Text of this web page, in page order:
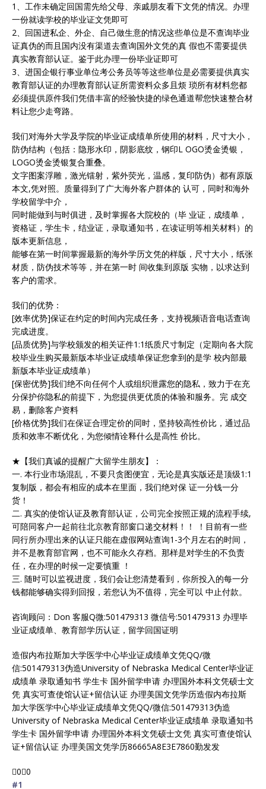
1、工作未确定回国需先给父母、亲戚朋友看下文凭的情况。办理
一份就读学校的毕业证文凭即可
2、回国进私企、外企、自己做生意的情况这些单位是不查询毕业
证真伪的而且国内没有渠道去查询国外文凭的真 假也不需要提供
真实教育部认证。鉴于此办理一份毕业证即可
3、进国企银行事业单位考公务员等等这些单位是必需要提供真实
教育部认证的办理教育部认证所需资料众多且烦 琐所有材料您都
必须提供原件我们凭借丰富的经验快捷的绿色通道帮您快速整合材
料让您少走弯路。
我们对海外大学及学院的毕业证成绩单所使用的材料，尺寸大小，
防伪结构（包括：隐形水印，阴影底纹，钢印L OGO烫金烫银，
LOGO烫金烫银复合重叠。
文字图案浮雕，激光镭射，紫外荧光，温感，复印防伪）都有原版
本文,凭对照。质量得到了广大海外客户群体的 认可，同时和海外
学校留学中介，
同时能做到与时俱进，及时掌握各大院校的（毕 业证，成绩单，
资格证，学生卡，结业证，录取通知书，在读证明等相关材料）的
版本更新信息，
能够在第一时间掌握最新的海外学历文凭的样版，尺寸大小，纸张
材质，防伪技术等等，并在第一时 间收集到原版 实物，以求达到
客户的需求。
我们的优势：
[效率优势]保证在约定的时间内完成任务，支持视频语音电话查询
完成进度。
[品质优势]与学校颁发的相关证件1:1纸质尺寸制定（定期向各大院
校毕业生购买最新版本毕业证成绩单保证您拿到的是学 校内部最
新版本毕业证成绩单）
[保密优势]我们绝不向任何个人或组织泄露您的隐私，致力于在充
分保护你隐私的前提下，为您提供更优质的体验和服务。完 成交
易，删除客户资料
[价格优势]我们在保证合理定价的同时，坚持较高性价比，通过品
质和效率不断优化，为您倾情诠释什么是高性 价比。
★【我们真诚的提醒广大留学生朋友】：
一. 本行业市场混乱，不要只贪图便宜，无论是真实版还是顶级1:1
复制版，都会有相应的成本在里面，我们绝对保 证一分钱一分
货！
二. 真实的使馆认证及教育部认证，公司完全按照正规的流程手续,
可陪同客户一起前往北京教育部窗口递交材料！！ ！目前有一些
同行所办理出来的认证只能在虚假网站查询1-3个月左右的时间，
并不是教育部官网，也不可能永久存档。那样是对学生的不负责
任，在办理的时候一定要慎重 ！
三. 随时可以监视进度，我们会让您清楚看到，你所投入的每一分
钱都能够确实得到回报，若您认为不值得，完全可以 中止付款。
咨询顾问：Don 客服Q微:501479313 微信号:501479313 办理毕
业证成绩单、教育部学历认证，留学回国证明
造假内布拉斯加大学医学中心毕业证成绩单文凭QQ/微
信:501479313伪造University of Nebraska Medical Center毕业证
成绩单 录取通知书 学生卡 国外留学申请 办理国外本科文凭硕士文
凭 真实可查使馆认证+留信认证 办理美国文凭学历造假内布拉斯
加大学医学中心毕业证成绩单文凭QQ/微信:501479313伪造
University of Nebraska Medical Center毕业证成绩单 录取通知书
学生卡 国外留学申请 办理国外本科文凭硕士文凭 真实可查使馆认
证+留信认证 办理美国文凭学历86665A8E3E7860勤发发
0 0
#1